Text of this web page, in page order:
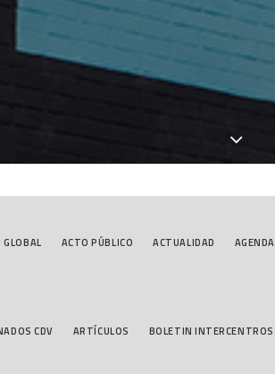
GLOBAL ACTO PÚBLICO ACTUALIDAD AGENDA
CDV ARTÍCULOS BOLETIN INTERCENTROS